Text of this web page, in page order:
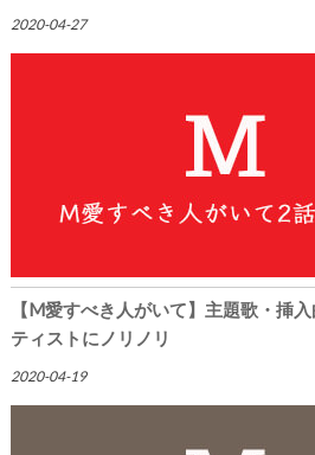
2020-04-27
【M愛すべき人がいて】主題歌・挿
ティストにノリノリ
2020-04-19